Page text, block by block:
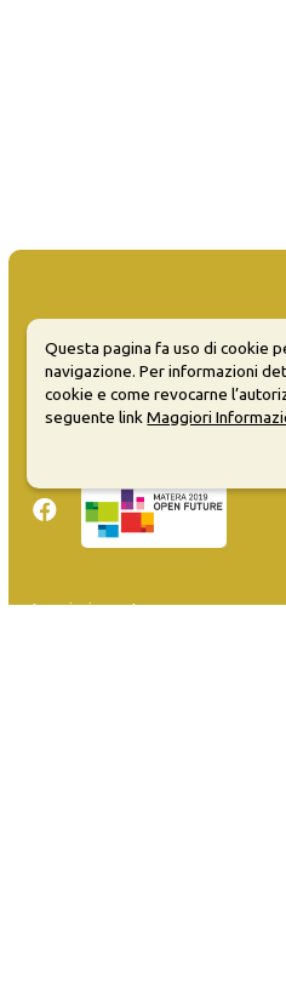
MATERA WELCOME EVENTS
Opendata
Privacy
Inserisci evento
Questa pagina fa uso di cookie
navigazione. Per informazioni
cookie e come revocarne
seguente linkMaggiori